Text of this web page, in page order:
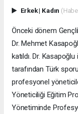
Erkek| Kadın
Önceki dönem
Dr. Mehmet
katıldı. Dr.
tarafından Türk
profesyonel
Yöneticiliği Eğitim
Yönetiminde